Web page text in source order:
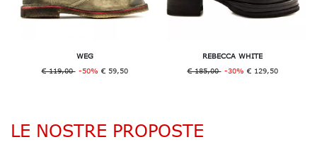
WEG
€ 119,00-50% € 59,50
REBECCA WHITE
€ 185,00-30% € 129,50
LE NOSTRE PROPOSTE